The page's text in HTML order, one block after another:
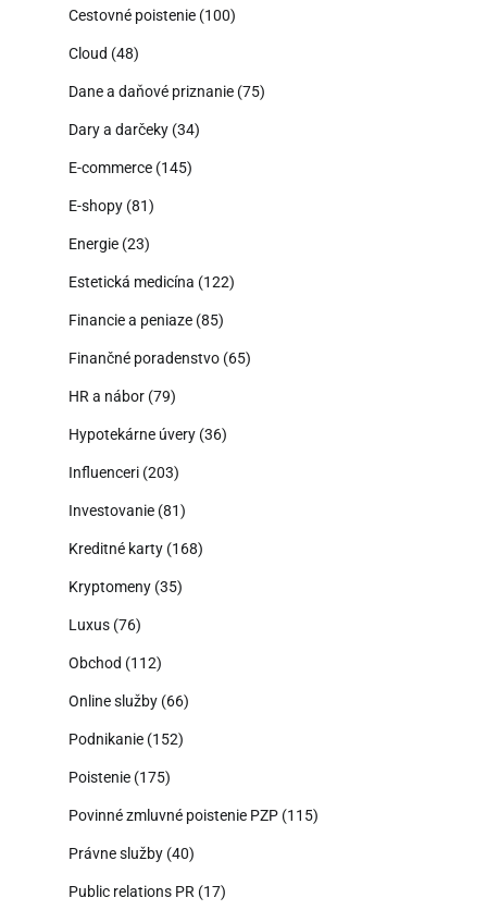
Cestovné poistenie (100)
Cloud (48)
Dane a daňové priznanie (75)
Dary a darčeky (34)
E-commerce (145)
E-shopy (81)
Energie (23)
Estetická medicína (122)
Financie a peniaze (85)
Finančné poradenstvo (65)
HR a nábor (79)
Hypotekárne úvery (36)
Influenceri (203)
Investovanie (81)
Kreditné karty (168)
Kryptomeny (35)
Luxus (76)
Obchod (112)
Online služby (66)
Podnikanie (152)
Poistenie (175)
Povinné zmluvné poistenie PZP (115)
Právne služby (40)
Public relations PR (17)